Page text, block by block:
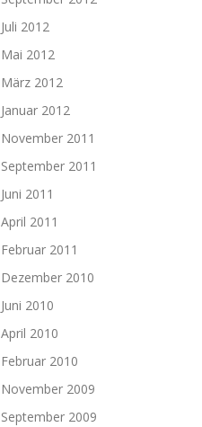
Juli 2012
Mai 2012
März 2012
Januar 2012
November 2011
September 2011
Juni 2011
April 2011
Februar 2011
Dezember 2010
Juni 2010
April 2010
Februar 2010
November 2009
September 2009